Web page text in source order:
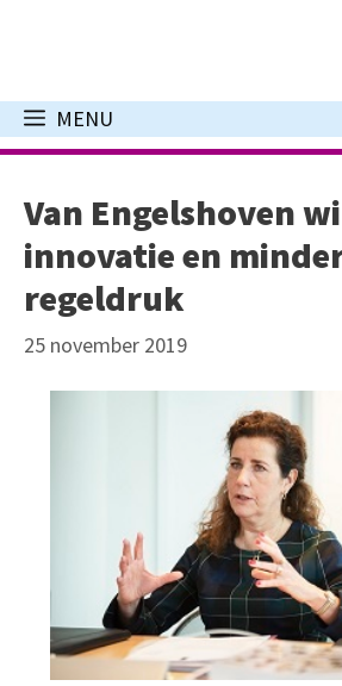
inhoud
MENU
Van Engelshoven
innovatie en
regeldruk
25 november 2019